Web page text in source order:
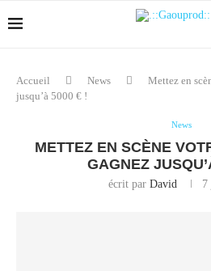
Accueil News
Mettez en
jusqu’à 5000 € !
News
METTEZ EN SCÈNE
GAGNEZ
écrit par David 7